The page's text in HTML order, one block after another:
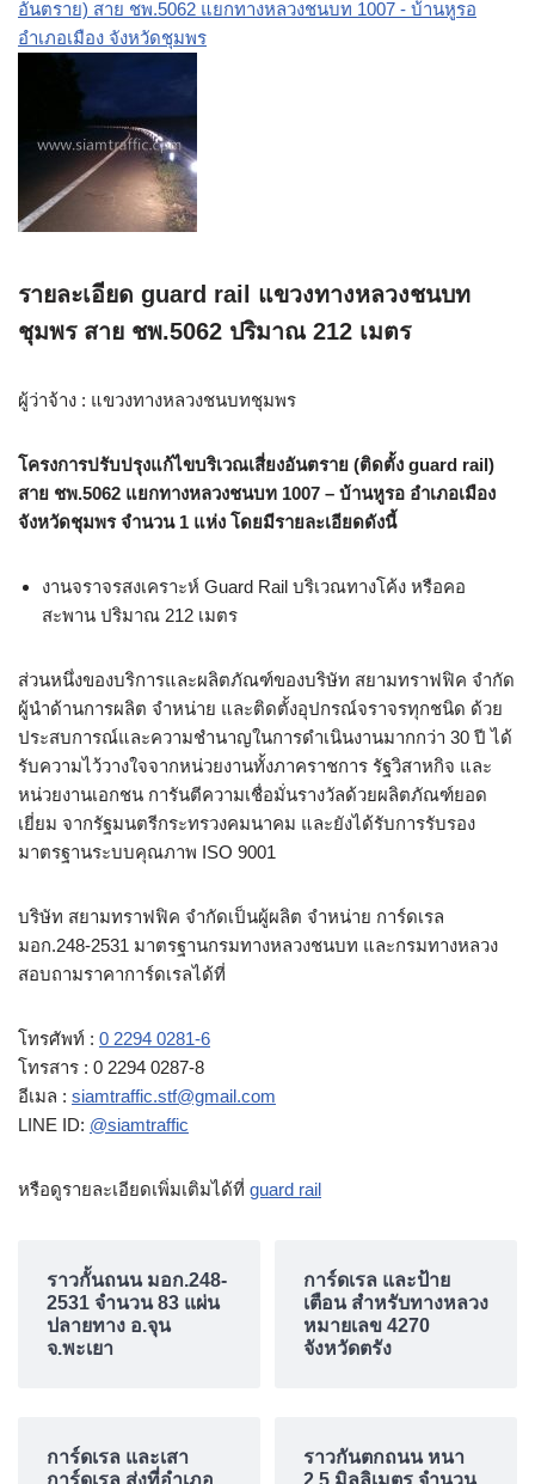
รายละเอียด guard rail แขวงทางหลวงชนบท
ชุมพร สาย ชพ.5062 ปริมาณ 212 เมตร
ผู้ว่าจ้าง : แขวงทางหลวงชนบทชุมพร
โครงการปรับปรุงแก้ไขบริเวณเสี่ยงอันตราย (ติดตั้ง guard rail)
สาย ชพ.5062 แยกทางหลวงชนบท 1007 – บ้านหูรอ อำเภอเมือง
จังหวัดชุมพร จำนวน 1 แห่ง โดยมีรายละเอียดดังนี้
งานจราจรสงเคราะห์ Guard Rail บริเวณทางโค้ง หรือคอ
สะพาน ปริมาณ 212 เมตร
ส่วนหนึ่งของบริการและผลิตภัณฑ์ของบริษัท สยามทราฟฟิค จำกัด
ผู้นำด้านการผลิต จำหน่าย และติดตั้งอุปกรณ์จราจรทุกชนิด ด้วย
ประสบการณ์และความชำนาญในการดำเนินงานมากกว่า 30 ปี ได้
รับความไว้วางใจจากหน่วยงานทั้งภาคราชการ รัฐวิสาหกิจ และ
หน่วยงานเอกชน การันตีความเชื่อมั่นรางวัลด้วยผลิตภัณฑ์ยอด
เยี่ยม จากรัฐมนตรีกระทรวงคมนาคม และยังได้รับการรับรอง
มาตรฐานระบบคุณภาพ ISO 9001
บริษัท สยามทราฟฟิค จำกัดเป็นผู้ผลิต จำหน่าย การ์ดเรล
มอก.248-2531 มาตรฐานกรมทางหลวงชนบท และกรมทางหลวง
สอบถามราคาการ์ดเรลได้ที่
โทรศัพท์ : 0 2294 0281-6
โทรสาร : 0 2294 0287-8
อีเมล : siamtraffic.stf@gmail.com
LINE ID: @siamtraffic
หรือดูรายละเอียดเพิ่มเติมได้ที่ guard rail
ราวกั้นถนน มอก.248-
2531 จำนวน 83 แผ่น
ปลายทาง อ.จุน
จ.พะเยา
การ์ดเรล และป้าย
เตือน สำหรับทางหลวง
หมายเลข 4270
จังหวัดตรัง
การ์ดเรล และเสา
การ์ดเรล ส่งที่อำเภอ
ราวกันตกถนน หนา
2.5 มิลลิเมตร จำนวน